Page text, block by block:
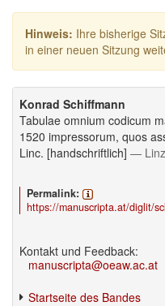
Hinweis: Ihre bisherige
in einer neuen Sitzung
Konrad Schiffmann
Tabulae omnium codicum
1520 impressorum, quos
Linc. [handschriftlich] —
Permalink:
https://manuscripta.at/diglit/
Kontakt und Feedback:
manuscripta@oeaw.ac.at
Startseite des Bandes